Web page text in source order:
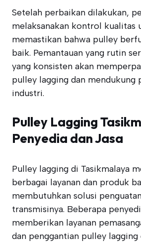
Setelah perbaikan dilakukan,
melaksanakan kontrol kualitas
memastikan bahwa pulley
baik. Pemantauan yang rutin
yang konsisten akan
pulley lagging dan mendukung
industri.
Pulley Lagging
Penyedia dan Jasa
Pulley lagging di Tasikmalaya
berbagai layanan dan produk
membutuhkan solusi
transmisinya. Beberapa
memberikan layanan
dan penggantian pulley lagging